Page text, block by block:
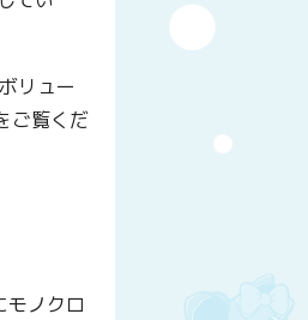
リュー
ご覧くだ
モノクロ